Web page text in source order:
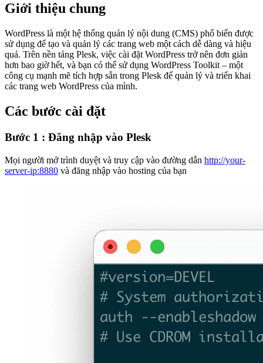
Giới thiệu chung
WordPress là một hệ thống quản lý nội dung (CMS) phổ biến được
sử dụng để tạo và quản lý các trang web một cách dễ dàng và hiệu
quả. Trên nền tảng Plesk, việc cài đặt WordPress trở nên đơn giản
hơn bao giờ hết, và bạn có thể sử dụng WordPress Toolkit – một
công cụ mạnh mẽ tích hợp sẵn trong Plesk để quản lý và triển khai
các trang web WordPress của mình.
Các bước cài đặt
Bước 1 : Đăng nhập vào Plesk
Mọi người mở trình duyệt và truy cập vào đường dẫn http://your-
server-ip:8880 và đăng nhập vào hosting của bạn